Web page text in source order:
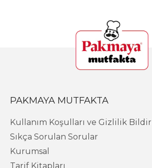
PAKMAYA MUTFAKTA
Kullanım Koşulları ve Gizlilik
Sıkça Sorulan Sorular
Kurumsal
Tarif Kitapları